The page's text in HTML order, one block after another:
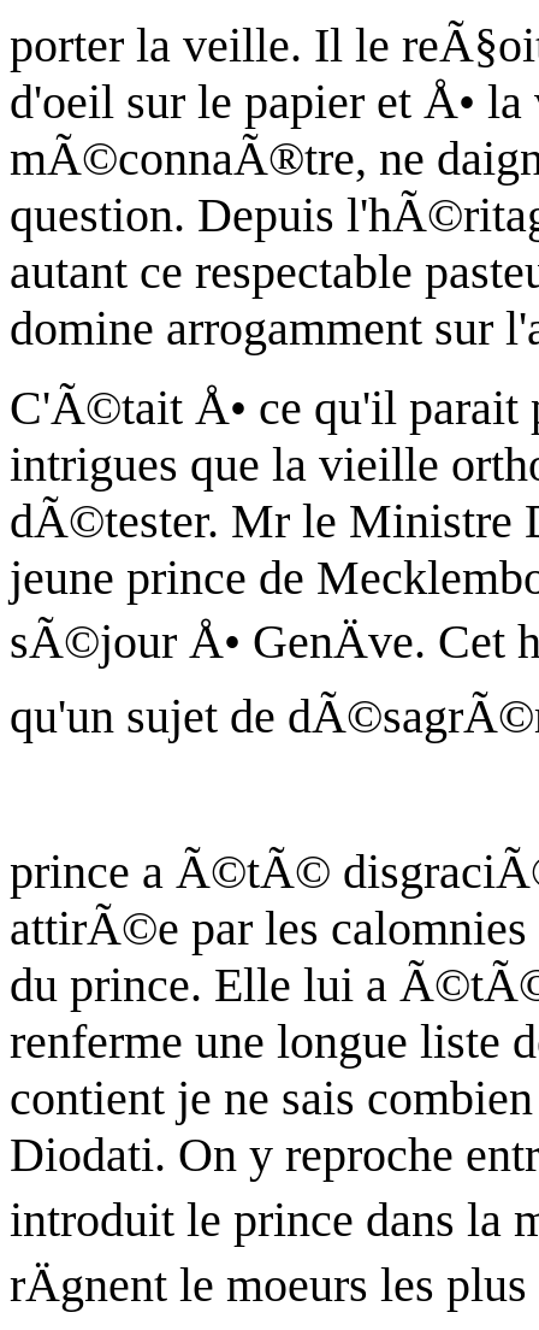
porter la veille. Il le
d'oeil sur le papier et Å•
mÃ©connaÃ®tre, ne
question. Depuis
autant ce respectable
domine arrogamment sur
C'Ã©tait Å• ce qu'il parait
intrigues que la vieille
dÃ©tester. Mr le Ministre
jeune prince de
sÃ©jour Å• GenÄve.
qu'un sujet de
prince a Ã©tÃ©
attirÃ©e par les calomnies
du prince. Elle lui a
renferme une longue liste
contient je ne sais
Diodati. On y reproche
introduit le prince dans la
rÄgnent le moeurs les